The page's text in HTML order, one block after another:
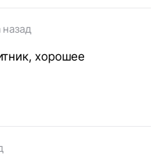
назад
хорошее